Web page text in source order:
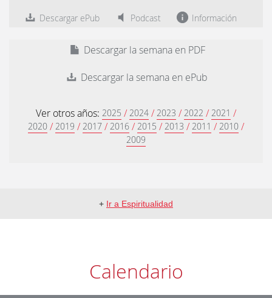
Descargar ePub Podcast Información
Descargar la semana en PDF
Descargar la semana en ePub
Ver otros años: 2025 / 2024 / 2023 / 2022 / 2021 /
2020 / 2019 / 2017 / 2016 / 2015 / 2013 / 2011 / 2010 /
2009
+ Ir a Espiritualidad
Calendario